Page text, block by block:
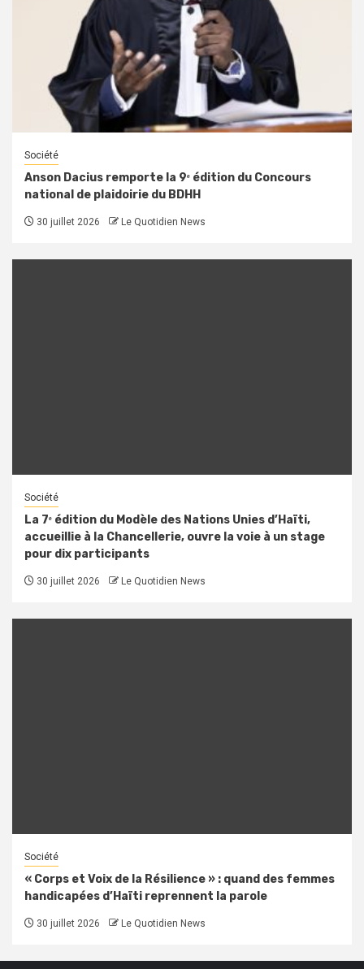
Société
Anson Dacius remporte la 9ᵉ édition du Concours
national de plaidoirie du BDHH
30 juillet 2026 Le Quotidien News
Société
La 7ᵉ édition du Modèle des Nations Unies d’Haïti,
accueillie à la Chancellerie, ouvre la voie à un stage
pour dix participants
30 juillet 2026 Le Quotidien News
Société
« Corps et Voix de la Résilience » : quand des femmes
handicapées d’Haïti reprennent la parole
30 juillet 2026 Le Quotidien News